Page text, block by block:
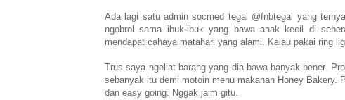
Ada lagi satu admin socmed tegal @fnbtegal yang
ngobrol sama ibuk-ibuk yang bawa anak kecil di
mendapat cahaya matahari yang alami. Kalau pakai ring
Trus saya ngeliat barang yang dia bawa banyak bener.
sebanyak itu demi motoin menu makanan Honey Bakery.
dan easy going. Nggak jaim gitu.